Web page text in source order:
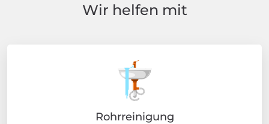
Wir helfen mit
Rohrreinigung